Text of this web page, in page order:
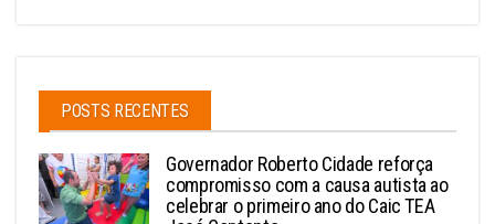
POSTS RECENTES
Governador Roberto Cidade reforça
compromisso com a causa autista ao
celebrar o primeiro ano do Caic TEA